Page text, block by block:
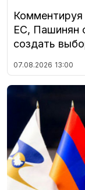
ЕС, Пашинян
создать
07.08.2026 13:00